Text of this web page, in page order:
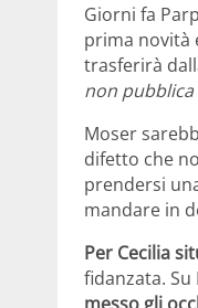
Giorni fa
prima novità
trasferirà
non
Moser
difetto che
prendersi
mandare in
Per Cecilia
fidanzata.